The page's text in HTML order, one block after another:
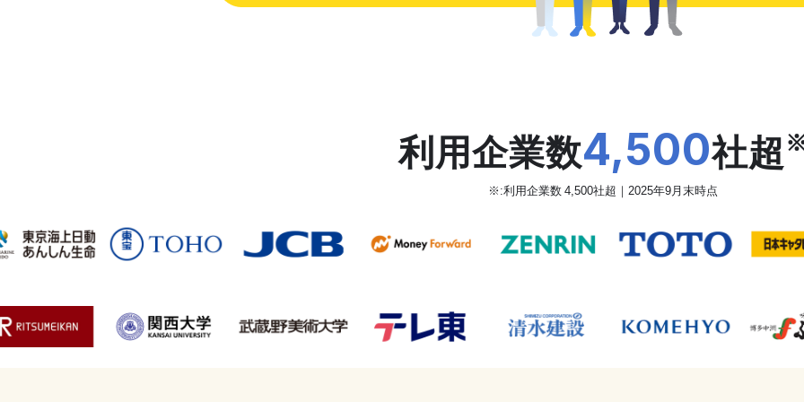
利用企業数4,500社超
※:利用企業数 4,500社超｜2025年9月末時点